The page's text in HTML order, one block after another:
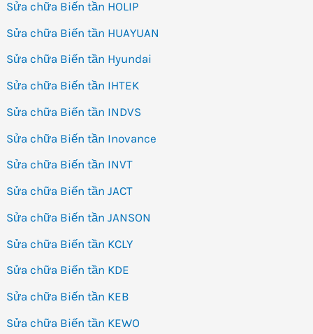
Sửa chữa Biến tần HOLIP
Sửa chữa Biến tần HUAYUAN
Sửa chữa Biến tần Hyundai
Sửa chữa Biến tần IHTEK
Sửa chữa Biến tần INDVS
Sửa chữa Biến tần Inovance
Sửa chữa Biến tần INVT
Sửa chữa Biến tần JACT
Sửa chữa Biến tần JANSON
Sửa chữa Biến tần KCLY
Sửa chữa Biến tần KDE
Sửa chữa Biến tần KEB
Sửa chữa Biến tần KEWO